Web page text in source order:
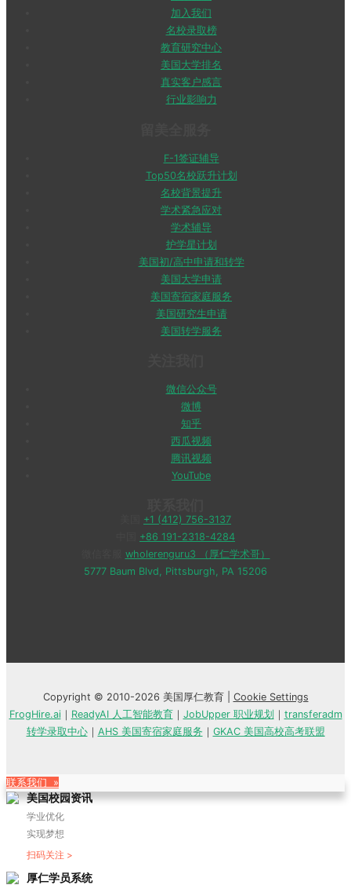
加入我们
名校录取榜
教育研究中心
美国大学排名
真实客户感言
行业影响力
F-1签证辅导
Top50名校跃升计划
名校背景提升
学术紧急应对
学术辅导
护学星计划
美国初/高中申请和转学
美国大学申请
美国寄宿家庭服务
美国研究生申请
美国转学服务
微信公众号
微博
知乎
西瓜视频
腾讯视频
YouTube
+1 (412) 756-3137
+86 191-2318-4284
wholerenguru3 （厚仁学术哥）
5777 Baum Blvd, Pittsburgh, PA 15206
Copyright © 2010-2026 美国厚仁教育 | Cookie Settings
FrogHire.ai｜ ReadyAI 人工智能教育｜ JobUpper 职业规划 ｜ transferadm
转学录取中心｜ AHS 美国寄宿家庭服务 ｜ GKAC 美国高校高考联盟
联系我们 »
美国校园资讯
学业优化
实现梦想
扫码关注 >
厚仁学员系统